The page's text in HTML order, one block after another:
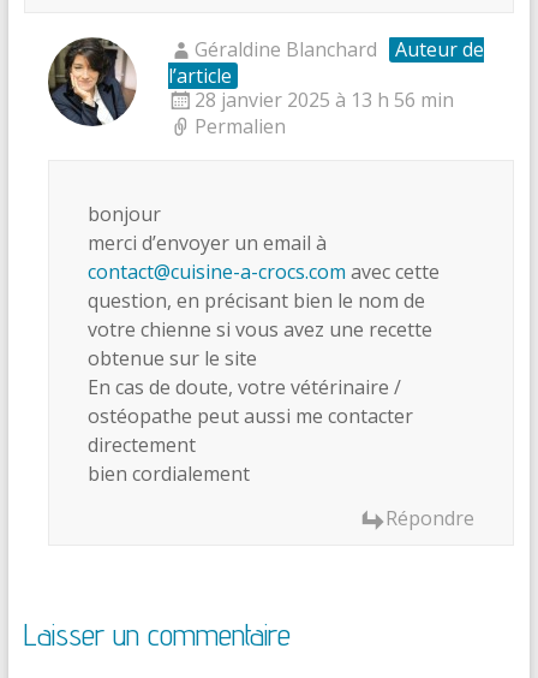
Géraldine Blanchard
Auteur de
l’article
28 janvier 2025 à 13 h 56 min
Permalien
bonjour
merci d’envoyer un email à
contact@cuisine-a-crocs.com avec cette
question, en précisant bien le nom de
votre chienne si vous avez une recette
obtenue sur le site
En cas de doute, votre vétérinaire /
ostéopathe peut aussi me contacter
directement
bien cordialement
Répondre
Laisser un commentaire